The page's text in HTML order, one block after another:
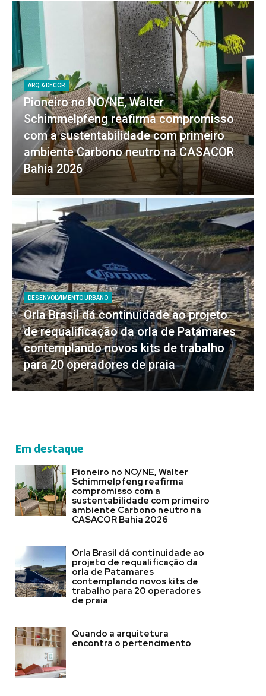
ARQ & DECOR
Pioneiro no NO/NE, Walter
Schimmelpfeng reafirma compromisso
com a sustentabilidade com primeiro
ambiente Carbono neutro na CASACOR
Bahia 2026
DESENVOLVIMENTO URBANO
Orla Brasil dá continuidade ao projeto
de requalificação da orla de Patamares
contemplando novos kits de trabalho
para 20 operadores de praia
Em destaque
Pioneiro no NO/NE, Walter
Schimmelpfeng reafirma
compromisso com a
sustentabilidade com primeiro
ambiente Carbono neutro na
CASACOR Bahia 2026
Orla Brasil dá continuidade ao
projeto de requalificação da
orla de Patamares
contemplando novos kits de
trabalho para 20 operadores
de praia
Quando a arquitetura
encontra o pertencimento